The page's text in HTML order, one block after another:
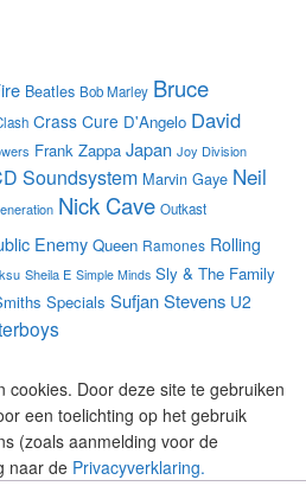
Beatles Bob Marley Bruce
Crass Cure D'Angelo David
Frank Zappa Japan Joy Division
Soundsystem Marvin Gaye Neil
Nick Cave Outkast
Enemy Queen Ramones Rolling
Sheila E Simple Minds Sly & The Family
Specials Sufjan Stevens U2
cookies. Door deze site te gebruiken
een toelichting op het gebruik
(zoals aanmelding voor de
naar de Privacyverklaring.